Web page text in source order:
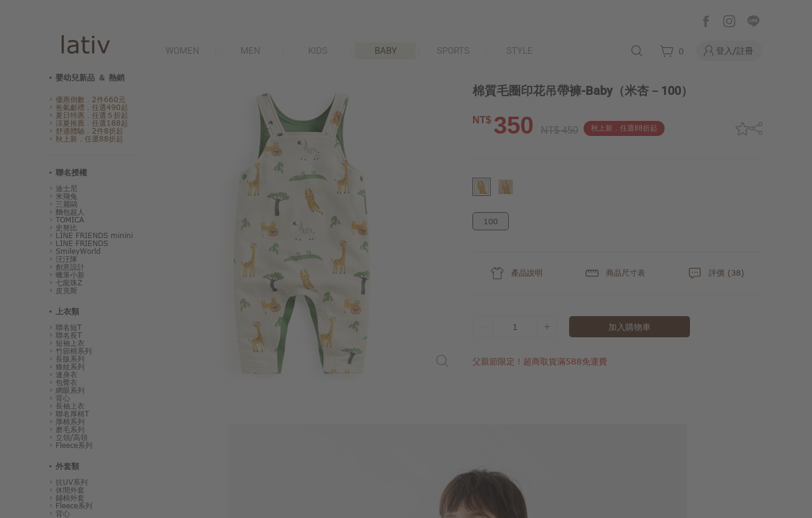
WOMEN MEN KIDS BABY SPORTS STYLE 0 登入/註冊
嬰幼兒新品 ＆ 熱銷
優惠倒數．2件660元
爸氣獻禮．任選490起
夏日特惠．任選５折起
涼夏推薦．任選188起
舒適體驗．2件8折起
秋上新．任選88折起
聯名授權
迪士尼
米飛兔
三麗鷗
麵包超人
TOMICA
史努比
LINE FRIENDS minini
LINE FRIENDS
SmileyWorld
汪汪隊
創意設計
蠟筆小新
七龍珠Z
皮克斯
上衣類
聯名短T
聯名長T
短袖上衣
竹節棉系列
長版系列
條紋系列
連身衣
包臀衣
網眼系列
背心
長袖上衣
聯名厚棉T
厚棉系列
磨毛系列
立領/高領
Fleece系列
外套類
抗UV系列
休閒外套
鋪棉外套
Fleece系列
背心
棉質毛圈印花吊帶褲-Baby （米杏－100）
NT$ 350 NT$ 450 秋上新．任選88折起
100
產品說明 商品尺寸表 評價 (38)
1 加入購物車
父親節限定！超商取貨滿588免運費